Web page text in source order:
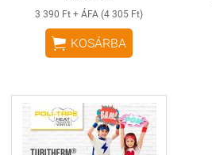
3 390 Ft + ÁFA (4 305 Ft)
 KOSÁRBA